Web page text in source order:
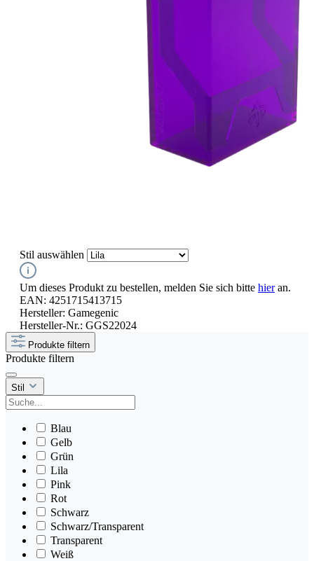
Stil auswählen
Um dieses Produkt zu bestellen, melden Sie sich bitte hieran.
EAN: 4251715413715
Hersteller: Gamegenic
Hersteller-Nr.: GGS22024
Produkte filtern
Produkte filtern
Stil
Blau
Gelb
Grün
Lila
Pink
Rot
Schwarz
Schwarz/Transparent
Transparent
Weiß